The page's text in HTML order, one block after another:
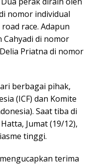
nomor individual
race. Adapun
di nomor
Priatna di nomor
berbagai pihak,
(ICF) dan Komite
Saat tiba di
Jumat (19/12),
tinggi.
terima